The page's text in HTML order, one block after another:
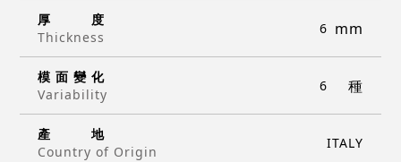
厚
度
Thickness
6
模 面 變 化
Variability
6
產
地
Country of Origin
ITALY